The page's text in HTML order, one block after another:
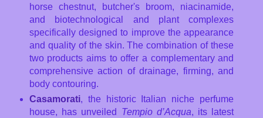
horse chestnut, butcher's broom, niacinamide,
and biotechnological and plant complexes
specifically designed to improve the appearance
and quality of the skin. The combination of these
two products aims to offer a complementary and
comprehensive action of drainage, firming, and
body contouring.
Casamorati, the historic Italian niche perfume
house, has unveiled Tempio d’Acqua, its latest